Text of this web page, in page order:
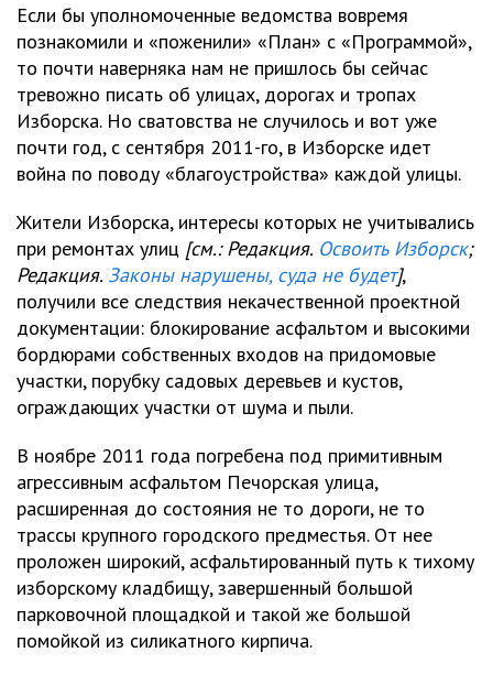
Если бы уполномоченные ведомства вовремя
познакомили и «поженили» «План» с «Программой»,
то почти наверняка нам не пришлось бы сейчас
тревожно писать об улицах, дорогах и тропах
Изборска. Но сватовства не случилось и вот уже
почти год, с сентября 2011-го, в Изборске идет
война по поводу «благоустройства» каждой улицы.
Жители Изборска, интересы которых не учитывались
при ремонтах улиц [см.: Редакция. Освоить Изборск;
Редакция. Законы нарушены, суда не будет],
получили все следствия некачественной проектной
документации: блокирование асфальтом и высокими
бордюрами собственных входов на придомовые
участки, порубку садовых деревьев и кустов,
ограждающих участки от шума и пыли.
В ноябре 2011 года погребена под примитивным
агрессивным асфальтом Печорская улица,
расширенная до состояния не то дороги, не то
трассы крупного городского предместья. От нее
проложен широкий, асфальтированный путь к тихому
изборскому кладбищу, завершенный большой
парковочной площадкой и такой же большой
помойкой из силикатного кирпича.